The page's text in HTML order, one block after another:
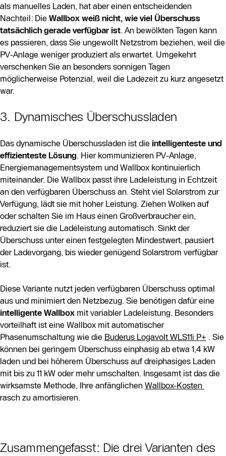
als manuelles Laden, hat aber einen entscheidenden
Nachteil: Die Wallbox weiß nicht, wie viel Überschuss
tatsächlich gerade verfügbar ist. An bewölkten Tagen kann
es passieren, dass Sie ungewollt Netzstrom beziehen, weil die
PV-Anlage weniger produziert als erwartet. Umgekehrt
verschenken Sie an besonders sonnigen Tagen
möglicherweise Potenzial, weil die Ladezeit zu kurz angesetzt
war.
3. Dynamisches Überschussladen
Das dynamische Überschussladen ist die intelligenteste und
effizienteste Lösung. Hier kommunizieren PV-Anlage,
Energiemanagementsystem und Wallbox kontinuierlich
miteinander. Die Wallbox passt ihre Ladeleistung in Echtzeit
an den verfügbaren Überschuss an. Steht viel Solarstrom zur
Verfügung, lädt sie mit hoher Leistung. Ziehen Wolken auf
oder schalten Sie im Haus einen Großverbraucher ein,
reduziert sie die Ladeleistung automatisch. Sinkt der
Überschuss unter einen festgelegten Mindestwert, pausiert
der Ladevorgang, bis wieder genügend Solarstrom verfügbar
ist.
Diese Variante nutzt jeden verfügbaren Überschuss optimal
aus und minimiert den Netzbezug. Sie benötigen dafür eine
intelligente Wallbox mit variabler Ladeleistung. Besonders
vorteilhaft ist eine Wallbox mit automatischer
Phasenumschaltung wie die Buderus Logavolt WLS11i P+ . Sie
können bei geringem Überschuss einphasig ab etwa 1,4 kW
laden und bei höherem Überschuss auf dreiphasiges Laden
mit bis zu 11 kW oder mehr umschalten. Insgesamt ist das die
wirksamste Methode, Ihre anfänglichen Wallbox-Kosten
rasch zu amortisieren.
Zusammengefasst: Die drei Varianten des